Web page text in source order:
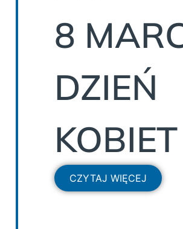
8
DZIEŃ
KOBIET
CZYTAJ WIĘCEJ